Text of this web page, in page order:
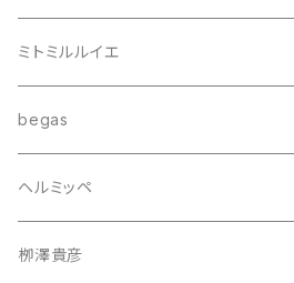
ミトミルルイエ
begas
ヘルミッペ
栁澤貴彦